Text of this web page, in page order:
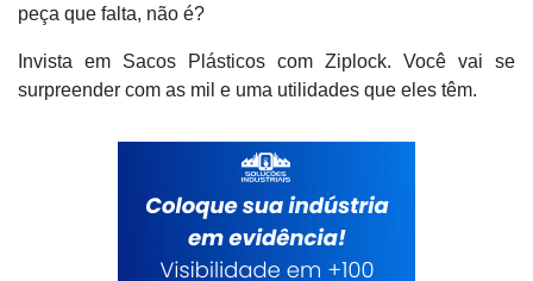
peça que falta, não é?
Invista em Sacos Plásticos com Ziplock. Você vai se
surpreender com as mil e uma utilidades que eles têm.